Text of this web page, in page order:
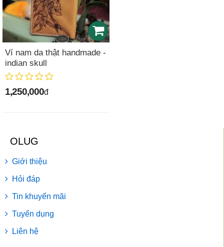
Ví nam da thật handmade -
indian skull
1,250,000đ
OLUG
Giới thiệu
Hỏi đáp
Tin khuyến mãi
Tuyển dụng
Liên hệ